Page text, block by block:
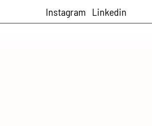
Instagram Linkedin